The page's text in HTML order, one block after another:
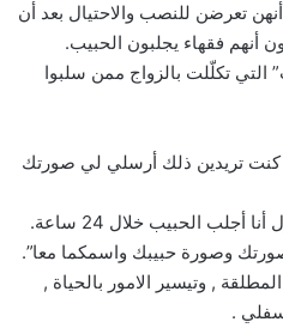
تعرضن للنصب والاحتيال بعد أن
أنهم فقهاء يجلبون الحبيب.
التي تكلّلت بالزواج ممن سلبوا
24 ساعة. إذا كنت تريدين ذلك أرسلي لي صورتك
المثيرُ أن “بلقايد المراكشي” يقول أنا أجلب الحبيب خلال 24 ساعة.
وصورة حبيبك واسمكما معا”.
, وتيسير الامور بالحياة ,
.